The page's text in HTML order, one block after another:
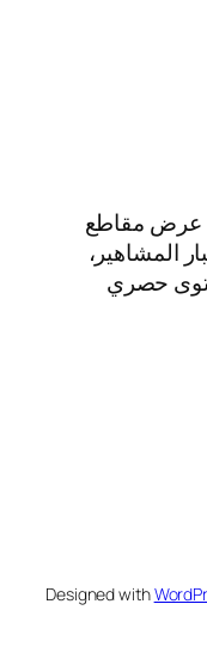
عرض مقاطع
المشاهير،
حصري
Designed with